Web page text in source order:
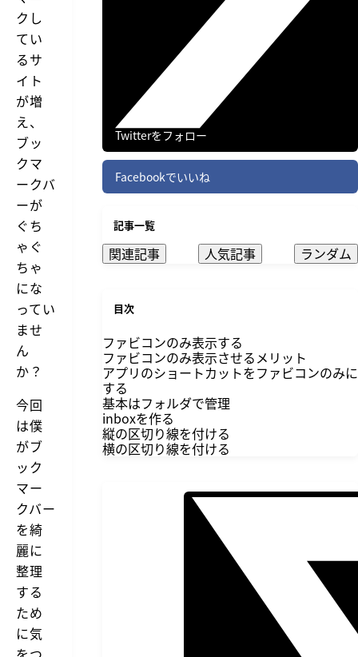
クし
てい
るサ
イト
が増
え、
ブッ
クマ
ークバ
ーが
ぐち
ゃぐ
ちゃ
にな
ってい
ませ
ん
か？
今回
は僕
がブ
ック
マー
クバー
を綺
麗に
整理
する
ため
に気
Twitterをフォロー
Facebookでいいね
記事一覧
関連記事 人気記事 ランダム
目次
ファビコンのみ表示する
ファビコンのみ表示させるメリット
アプリのショートカットをファビコンのみに
する
基本はフォルダで管理
inboxを作る
縦の区切り線を付ける
横の区切り線を付ける